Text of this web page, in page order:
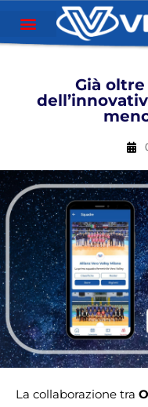
Già
La collaborazione tra